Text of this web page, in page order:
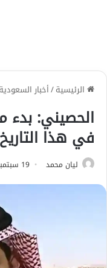
الرئيسية/أخبار السعودية
الحصيني: بدء
في هذا التاريخ
ليان محمد 19 سبتمبر، 2025